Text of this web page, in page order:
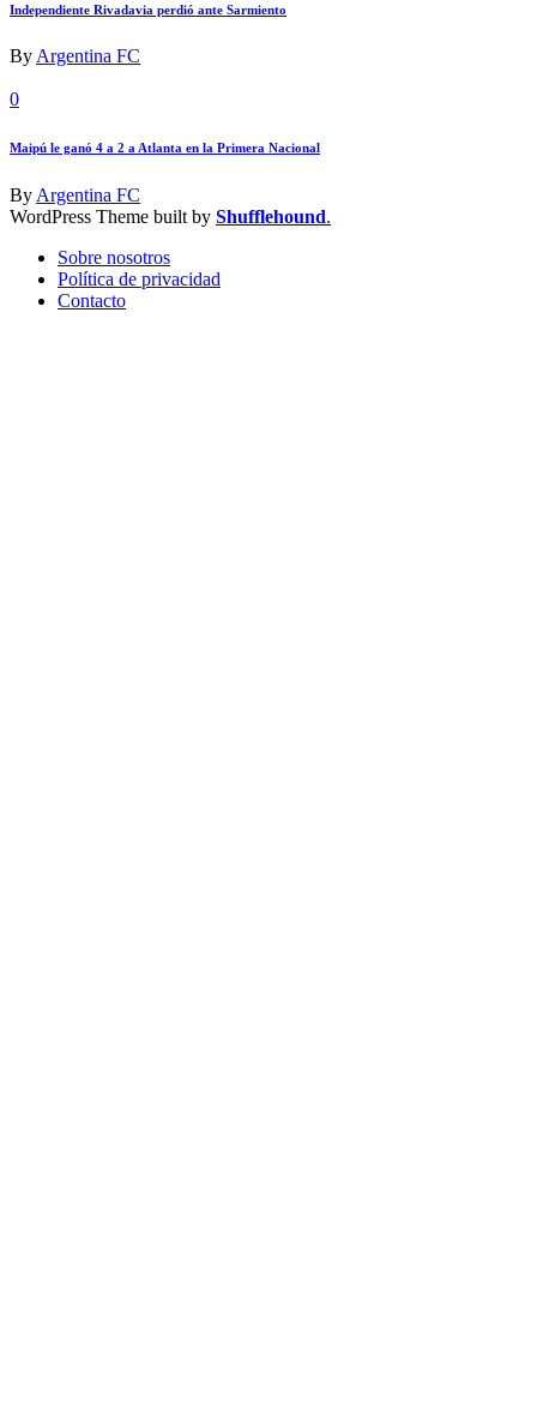
Independiente Rivadavia perdió ante Sarmiento
ByArgentina FC
0
Maipú le ganó 4 a 2 a Atlanta en la Primera Nacional
ByArgentina FC
WordPress Theme built by Shufflehound.
Sobre nosotros
Política de privacidad
Contacto